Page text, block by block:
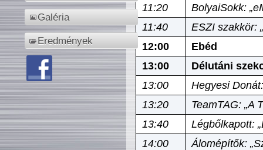
Galéria
Eredmények
11:20
BolyaiSokk:
11:40
ESZI szakkör:
12:00
Ebéd
13:00
Délutáni
13:00
Hegyesi
13:20
TeamTAG: „A
13:40
Légbőlkapott:
14:00
Álomépítők: